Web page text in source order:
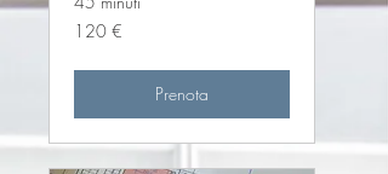
120
euro
120 €
Prenota